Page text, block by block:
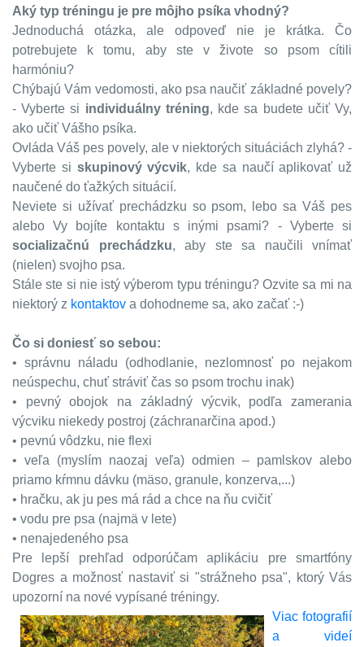
Aký typ tréningu je pre môjho psíka vhodný?
Jednoduchá otázka, ale odpoveď nie je krátka. Čo
potrebujete k tomu, aby ste v živote so psom cítili
harmóniu?
Chýbajú Vám vedomosti, ako psa naučiť základné povely?
- Vyberte si individuálny tréning, kde sa budete učiť Vy,
ako učiť Vášho psíka.
Ovláda Váš pes povely, ale v niektorých situáciách zlyhá? -
Vyberte si skupinový výcvik, kde sa naučí aplikovať už
naučené do ťažkých situácií.
Neviete si užívať prechádzku so psom, lebo sa Váš pes
alebo Vy bojíte kontaktu s inými psami? - Vyberte si
socializačnú prechádzku, aby ste sa naučili vnímať
(nielen) svojho psa.
Stále ste si nie istý výberom typu tréningu? Ozvite sa mi na
niektorý z kontaktov a dohodneme sa, ako začať :-)
Čo si doniesť so sebou:
• správnu náladu (odhodlanie, nezlomnosť po nejakom
neúspechu, chuť stráviť čas so psom trochu inak)
• pevný obojok na základný výcvik, podľa zamerania
výcviku niekedy postroj (záchranarčina apod.)
• pevnú vôdzku, nie flexi
• veľa (myslím naozaj veľa) odmien – pamlskov alebo
priamo kŕmnu dávku (mäso, granule, konzerva,...)
• hračku, ak ju pes má rád a chce na ňu cvičiť
• vodu pre psa (najmä v lete)
• nenajedeného psa
Pre lepší prehľad odporúčam aplikáciu pre smartfóny
Dogres a možnosť nastaviť si "strážneho psa", ktorý Vás
upozorní na nové vypísané tréningy.
Viac fotografií
a videí